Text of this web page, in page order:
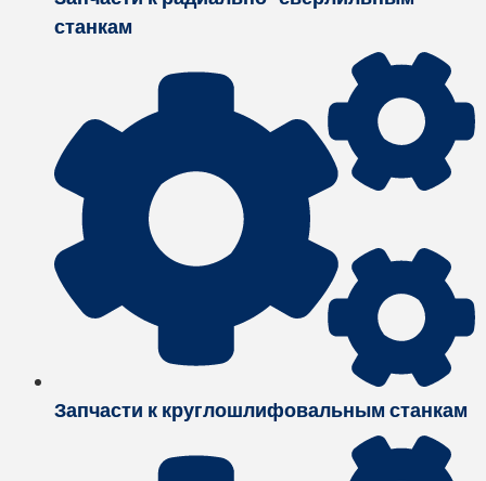
станкам
Запчасти к круглошлифовальным станкам